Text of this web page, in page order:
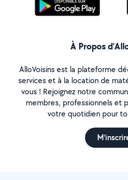
À Propos
AlloVoisins est la plateforme
services et à la location de
vous ! Rejoignez notre
membres, professionnels et
votre quotidien pour